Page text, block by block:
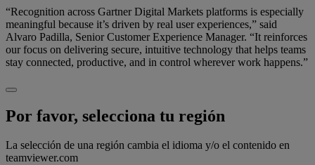
“Recognition across Gartner Digital Markets platforms is especially
meaningful because it’s driven by real user experiences,” said
Alvaro Padilla, Senior Customer Experience Manager. “It reinforces
our focus on delivering secure, intuitive technology that helps teams
stay connected, productive, and in control wherever work happens.”
Por favor, selecciona tu región
La selección de una región cambia el idioma y/o el contenido en
teamviewer.com